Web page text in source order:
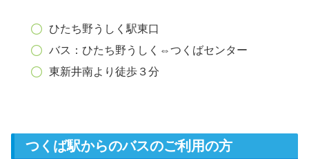
ひたち野うしく駅東口
バス：ひたち野うしく⇔つくばセンター
東新井南より徒歩３分
つくば駅からのバスのご利用の方